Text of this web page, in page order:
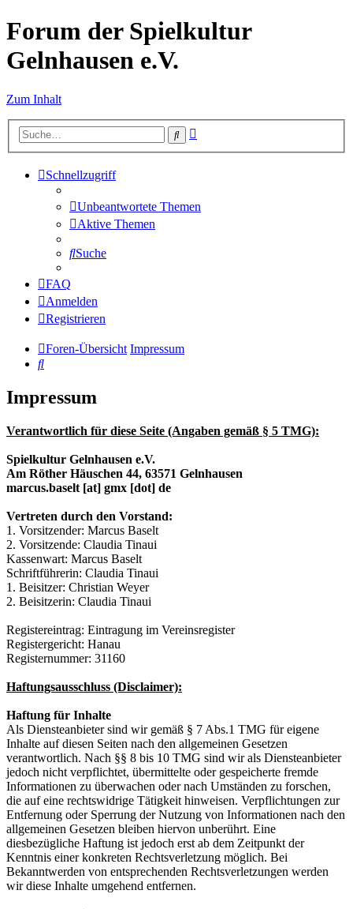
Forum der Spielkultur
Gelnhausen e.V.
Zum Inhalt
Suche
Schnellzugriff
Unbeantwortete Themen
Aktive Themen
Suche
FAQ
Anmelden
Registrieren
Foren-Übersicht Impressum
Suche
Impressum
Verantwortlich für diese Seite (Angaben gemäß § 5 TMG):
Spielkultur Gelnhausen e.V.
Am Röther Häuschen 44, 63571 Gelnhausen
marcus.baselt [at] gmx [dot] de
Vertreten durch den Vorstand:
1. Vorsitzender: Marcus Baselt
2. Vorsitzende: Claudia Tinaui
Kassenwart: Marcus Baselt
Schriftführerin: Claudia Tinaui
1. Beisitzer: Christian Weyer
2. Beisitzerin: Claudia Tinaui
Registereintrag: Eintragung im Vereinsregister
Registergericht: Hanau
Registernummer: 31160
Haftungsausschluss (Disclaimer):
Haftung für Inhalte
Als Diensteanbieter sind wir gemäß § 7 Abs.1 TMG für eigene
Inhalte auf diesen Seiten nach den allgemeinen Gesetzen
verantwortlich. Nach §§ 8 bis 10 TMG sind wir als Diensteanbieter
jedoch nicht verpflichtet, übermittelte oder gespeicherte fremde
Informationen zu überwachen oder nach Umständen zu forschen,
die auf eine rechtswidrige Tätigkeit hinweisen. Verpflichtungen zur
Entfernung oder Sperrung der Nutzung von Informationen nach den
allgemeinen Gesetzen bleiben hiervon unberührt. Eine
diesbezügliche Haftung ist jedoch erst ab dem Zeitpunkt der
Kenntnis einer konkreten Rechtsverletzung möglich. Bei
Bekanntwerden von entsprechenden Rechtsverletzungen werden
wir diese Inhalte umgehend entfernen.